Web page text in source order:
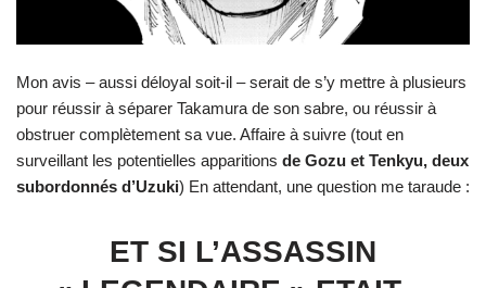
Mon avis – aussi déloyal soit-il – serait de s’y mettre à plusieurs
pour réussir à séparer Takamura de son sabre, ou réussir à
obstruer complètement sa vue. Affaire à suivre (tout en
surveillant les potentielles apparitions de Gozu et Tenkyu, deux
subordonnés d’Uzuki) En attendant, une question me taraude :
ET SI L’ASSASSIN